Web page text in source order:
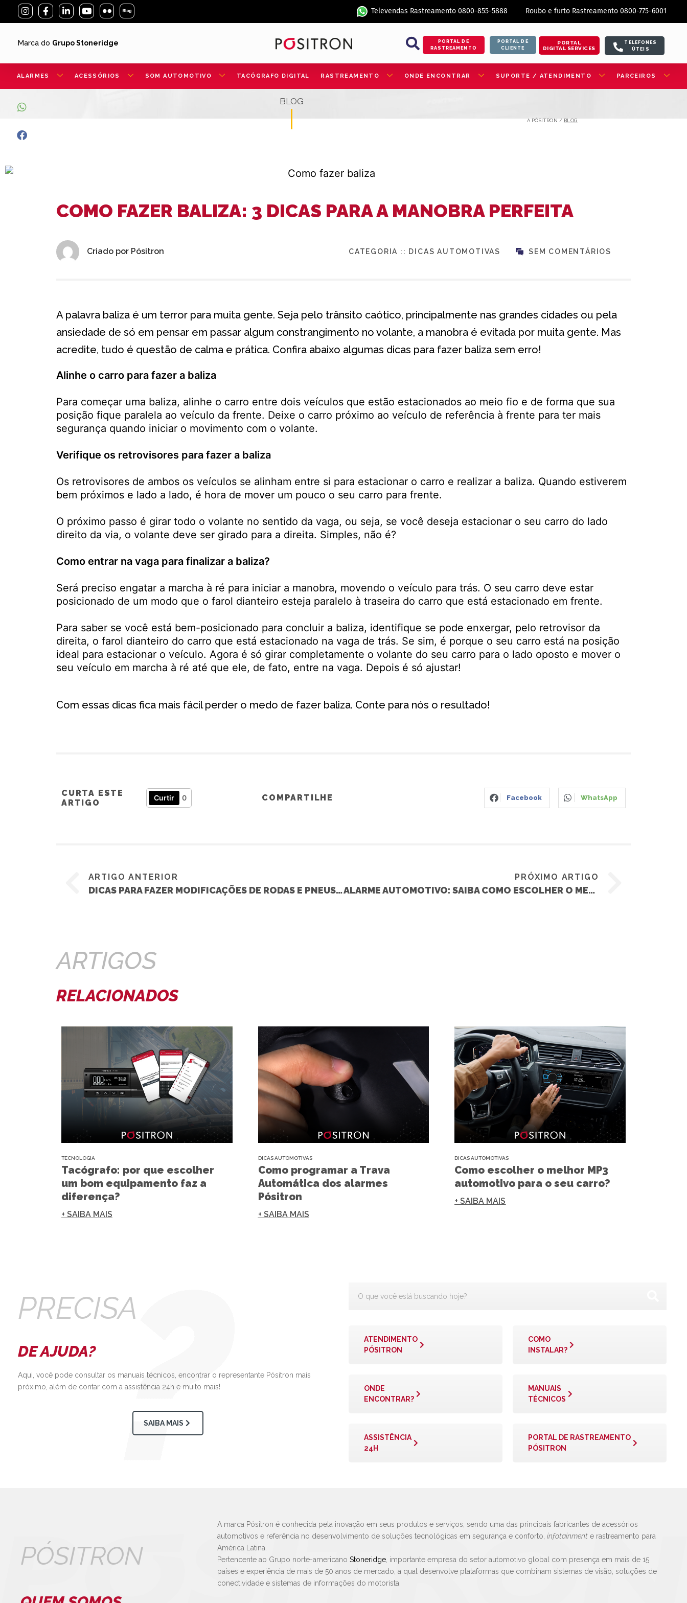
Televendas Rastreamento 0800-855-5888 Roubo e furto Rastreamento 0800-775-6001
Marca do Grupo Stoneridge
PORTAL DE
RASTREAMENTO
PORTAL DE
CLIENTE
PORTAL
DIGITAL SERVICES
TELEFONES
ÚTEIS
ALARMES ACESSÓRIOS SOM AUTOMOTIVO TACÓGRAFO DIGITAL RASTREAMENTO ONDE ENCONTRAR SUPORTE / ATENDIMENTO PARCEIROS
BLOG
A PÓSITRON /BLOG
COMO FAZER BALIZA: 3 DICAS PARA A MANOBRA PERFEITA
Criado por Pósitron CATEGORIA :: DICAS AUTOMOTIVAS SEM COMENTÁRIOS
A palavra baliza é um terror para muita gente. Seja pelo trânsito caótico, principalmente nas grandes cidades ou pela
ansiedade de só em pensar em passar algum constrangimento no volante, a manobra é evitada por muita gente. Mas
acredite, tudo é questão de calma e prática. Confira abaixo algumas dicas para fazer baliza sem erro!
Alinhe o carro para fazer a baliza
Para começar uma baliza, alinhe o carro entre dois veículos que estão estacionados ao meio fio e de forma que sua
posição fique paralela ao veículo da frente. Deixe o carro próximo ao veículo de referência à frente para ter mais
segurança quando iniciar o movimento com o volante.
Verifique os retrovisores para fazer a baliza
Os retrovisores de ambos os veículos se alinham entre si para estacionar o carro e realizar a baliza. Quando estiverem
bem próximos e lado a lado, é hora de mover um pouco o seu carro para frente.
O próximo passo é girar todo o volante no sentido da vaga, ou seja, se você deseja estacionar o seu carro do lado
direito da via, o volante deve ser girado para a direita. Simples, não é?
Como entrar na vaga para finalizar a baliza?
Será preciso engatar a marcha à ré para iniciar a manobra, movendo o veículo para trás. O seu carro deve estar
posicionado de um modo que o farol dianteiro esteja paralelo à traseira do carro que está estacionado em frente.
Para saber se você está bem-posicionado para concluir a baliza, identifique se pode enxergar, pelo retrovisor da
direita, o farol dianteiro do carro que está estacionado na vaga de trás. Se sim, é porque o seu carro está na posição
ideal para estacionar o veículo. Agora é só girar completamente o volante do seu carro para o lado oposto e mover o
seu veículo em marcha à ré até que ele, de fato, entre na vaga. Depois é só ajustar!
Com essas dicas fica mais fácil perder o medo de fazer baliza. Conte para nós o resultado!
CURTA ESTE
ARTIGO
Curtir 0 COMPARTILHE Facebook WhatsApp
ARTIGO ANTERIOR
DICAS PARA FAZER MODIFICAÇÕES DE RODAS E PNEUS DENTRO DA LEI
PRÓXIMO ARTIGO
ALARME AUTOMOTIVO: SAIBA COMO ESCOLHER O MELHOR MODELO
ARTIGOS
RELACIONADOS
TECNOLOGIA
Tacógrafo: por que escolher
um bom equipamento faz a
diferença?
+ SAIBA MAIS
DICAS AUTOMOTIVAS
Como programar a Trava
Automática dos alarmes
Pósitron
+ SAIBA MAIS
DICAS AUTOMOTIVAS
Como escolher o melhor MP3
automotivo para o seu carro?
+ SAIBA MAIS
PRECISA
DE AJUDA?
Aqui, você pode consultar os manuais técnicos, encontrar o representante Pósitron mais
próximo, além de contar com a assistência 24h e muito mais!
SAIBA MAIS
ATENDIMENTO
PÓSITRON
COMO
INSTALAR?
ONDE
ENCONTRAR?
MANUAIS
TÉCNICOS
ASSISTÊNCIA
24H
PORTAL DE RASTREAMENTO
PÓSITRON
PÓSITRON
A marca Pósitron é conhecida pela inovação em seus produtos e serviços, sendo uma das principais fabricantes de acessórios
automotivos e referência no desenvolvimento de soluções tecnológicas em segurança e conforto,infotainment e rastreamento para
América Latina.
Pertencente ao Grupo norte-americanoStoneridge , importante empresa do setor automotivo global com presença em mais de 15
países e experiência de mais de 50 anos de mercado, a qual desenvolve plataformas que combinam sistemas de visão, soluções de
conectividade e sistemas de informações do motorista.